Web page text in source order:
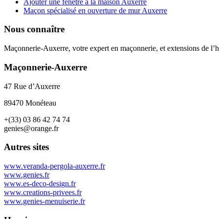
Maçon spécialisé en ouverture de mur Auxerre
Nous connaître
Maçonnerie-Auxerre, votre expert en maçonnerie, et extensions de
Maçonnerie-Auxerre
47 Rue d’Auxerre
89470 Monéteau
+(33) 03 86 42 74 74
genies@orange.fr
Autres sites
www.veranda-pergola-auxerre.fr
www.genies.fr
www.es-deco-design.fr
www.creations-privees.fr
www.genies-menuiserie.fr